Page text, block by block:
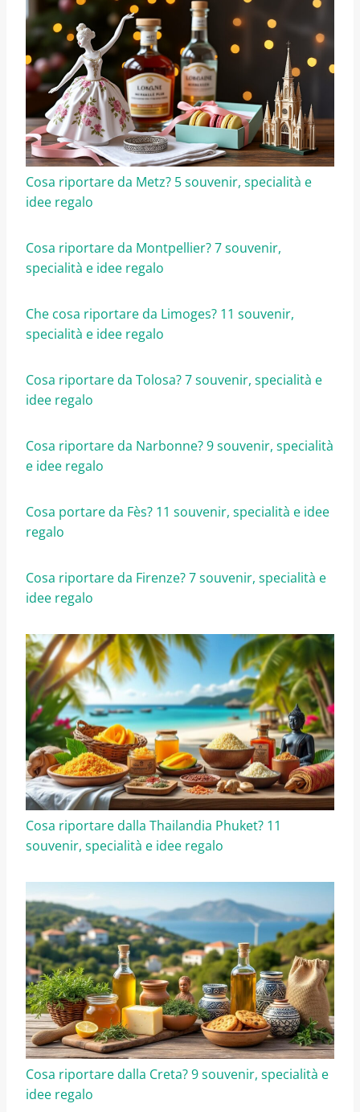
Cosa riportare da Metz? 5 souvenir, specialità e
idee regalo
Cosa riportare da Montpellier? 7 souvenir,
specialità e idee regalo
Che cosa riportare da Limoges? 11 souvenir,
specialità e idee regalo
Cosa riportare da Tolosa? 7 souvenir, specialità e
idee regalo
Cosa riportare da Narbonne? 9 souvenir, specialità
e idee regalo
Cosa portare da Fès? 11 souvenir, specialità e idee
regalo
Cosa riportare da Firenze? 7 souvenir, specialità e
idee regalo
Cosa riportare dalla Thailandia Phuket? 11
souvenir, specialità e idee regalo
Cosa riportare dalla Creta? 9 souvenir, specialità e
idee regalo